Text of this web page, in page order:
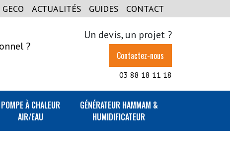
GECO ACTUALITÉS GUIDES CONTACT
?
Un devis, un projet ?
Contactez-nous
03 88 18 11 18
POMPE À CHALEUR
AIR/EAU
GÉNÉRATEUR HAMMAM &
HUMIDIFICATEUR